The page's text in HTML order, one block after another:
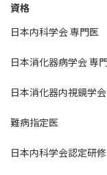
資格
日本内科学会 専門医
日本消化器病学会 専
日本消化器内視鏡学
難病指定医
日本内科学会認定研